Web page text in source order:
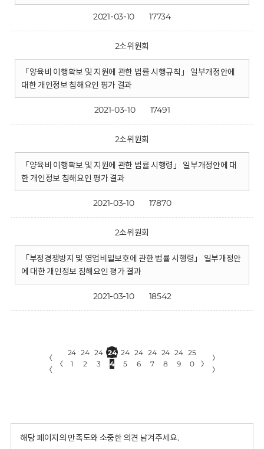
2021-03-10 17734
2소위원회
「양육비 이행확보 및 지원에 관한 법률 시행규칙」 일부개정안에
대한 개인정보 침해요인 평가 결과
2021-03-10 17491
2소위원회
「양육비 이행확보 및 지원에 관한 법률 시행령」 일부개정안에 대
한 개인정보 침해요인 평가 결과
2021-03-10 17870
2소위원회
「부정경쟁방지 및 영업비밀보호에 관한 법률 시행령」 일부개정안
에 대한 개인정보 침해요인 평가 결과
2021-03-10 18542
〈
〈
〈
24
1
24
2
24
3
24
4
24
5
24
6
24
7
24
8
24
9
25
0
〉
〉
〉
해당 페이지의 만족도와 소중한 의견 남겨주세요.